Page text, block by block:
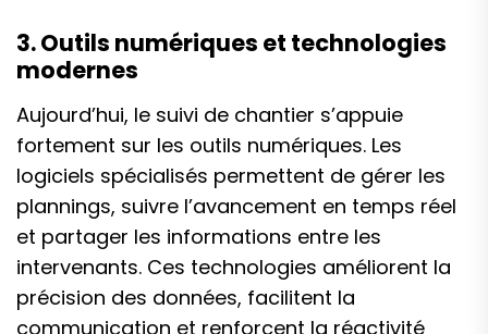
3. Outils numériques et technologies
modernes
Aujourd’hui, le suivi de chantier s’appuie
fortement sur les outils numériques. Les
logiciels spécialisés permettent de gérer les
plannings, suivre l’avancement en temps réel
et partager les informations entre les
intervenants. Ces technologies améliorent la
précision des données, facilitent la
communication et renforcent la réactivité